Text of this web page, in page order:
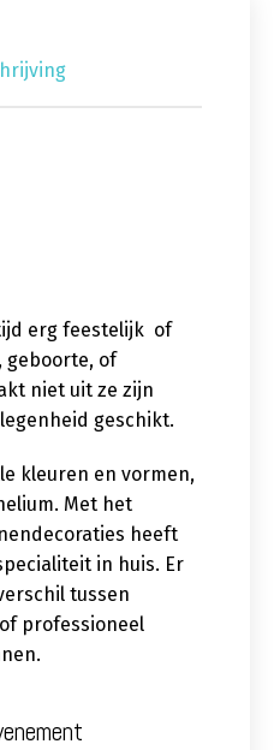
erg feestelijk of
geboorte, of
niet uit ze zijn
geschikt.
kleuren en vormen,
Met het
heeft
in huis. Er
tussen
professioneel